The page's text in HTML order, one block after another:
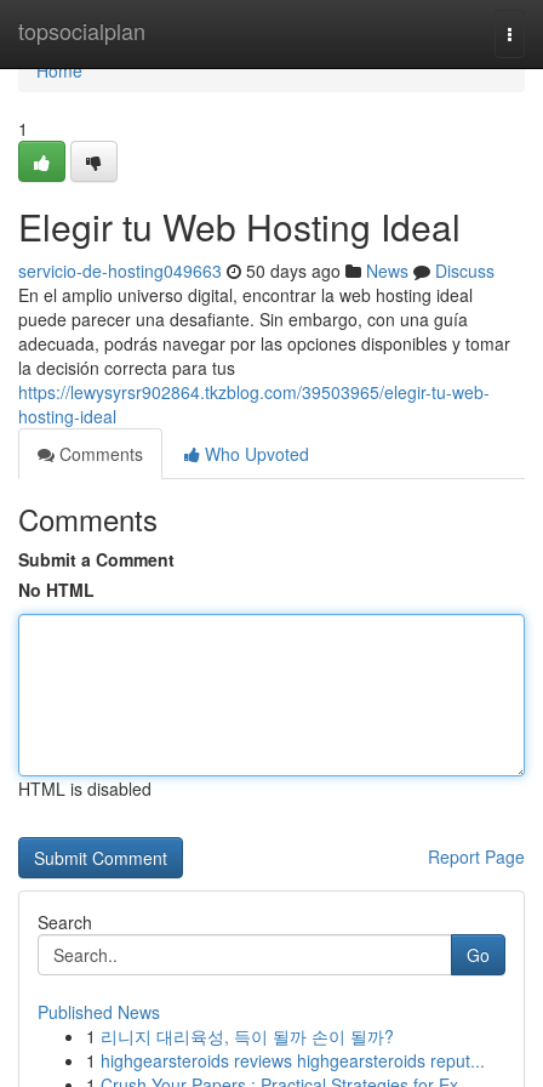
topsocialplan
Home
Home
1
Elegir tu Web Hosting Ideal
servicio-de-hosting049663 50 days ago News
Discuss
En el amplio universo digital, encontrar la web hosting ideal
puede parecer una desafiante. Sin embargo, con una guía
adecuada, podrás navegar por las opciones disponibles y tomar
la decisión correcta para tus
https://lewysyrsr902864.tkzblog.com/39503965/elegir-tu-web-
hosting-ideal
Comments
Who Upvoted
Comments
Submit a Comment
No HTML
HTML is disabled
Report Page
Search
Go
Published News
1 리니지 대리육성, 득이 될까 손이 될까?
1 highgearsteroids reviews highgearsteroids reput...